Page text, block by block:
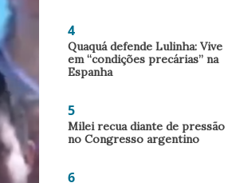
4
Quaquá defende Lulinha: Vive
em “condições precárias” na
Espanha
5
Milei recua diante de pressão
no Congresso argentino
6